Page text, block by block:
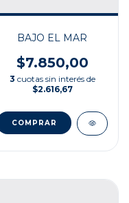
BAJO EL MAR
$7.850,00
3 cuotas sin interés de
$2.616,67